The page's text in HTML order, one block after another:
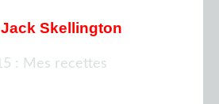
Skellington